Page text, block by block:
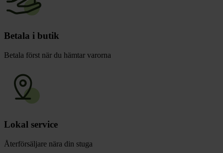
Betala i butik
Betala först när du hämtar varorna
Lokal service
Återförsäljare nära din stuga